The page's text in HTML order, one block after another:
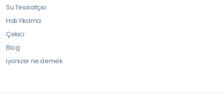
Su Tesisatçısı
Halı Yıkama
Çekici
Blog
iyonizer ne demek